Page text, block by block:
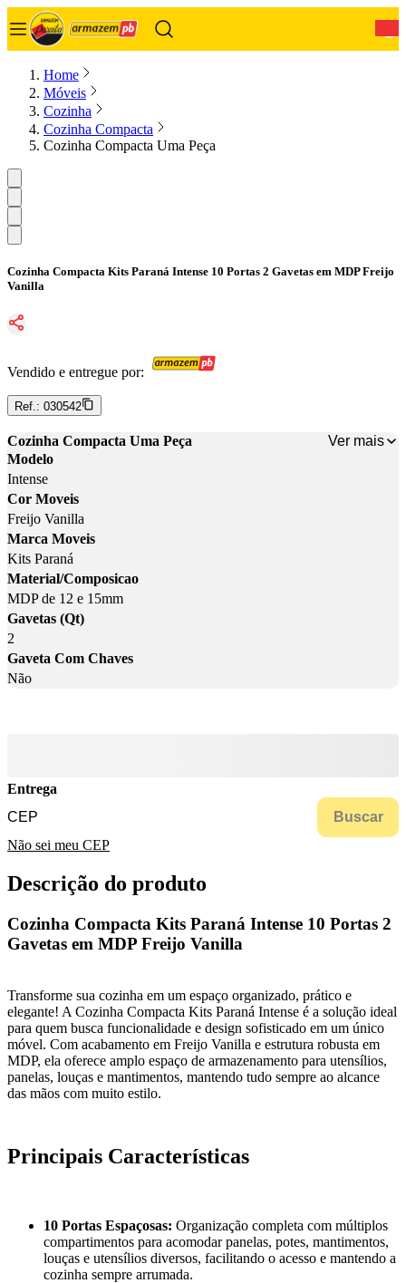
Home
Móveis
Cozinha
Cozinha Compacta
Cozinha Compacta Uma Peça
Cozinha Compacta Kits Paraná Intense 10 Portas 2 Gavetas em MDP Freijo
Vanilla
Vendido e entregue por:
Ref.: 030542
Cozinha Compacta Uma Peça
Ver mais
Modelo
Intense
Cor Moveis
Freijo Vanilla
Marca Moveis
Kits Paraná
Material/Composicao
MDP de 12 e 15mm
Gavetas (Qt)
2
Gaveta Com Chaves
Não
Entrega
Buscar
Não sei meu CEP
Descrição do produto
Cozinha Compacta Kits Paraná Intense 10 Portas 2
Gavetas em MDP Freijo Vanilla
Transforme sua cozinha em um espaço organizado, prático e
elegante! A Cozinha Compacta Kits Paraná Intense é a solução ideal
para quem busca funcionalidade e design sofisticado em um único
móvel. Com acabamento em Freijo Vanilla e estrutura robusta em
MDP, ela oferece amplo espaço de armazenamento para utensílios,
panelas, louças e mantimentos, mantendo tudo sempre ao alcance
das mãos com muito estilo.
Principais Características
10 Portas Espaçosas: Organização completa com múltiplos
compartimentos para acomodar panelas, potes, mantimentos,
louças e utensílios diversos, facilitando o acesso e mantendo a
cozinha sempre arrumada.